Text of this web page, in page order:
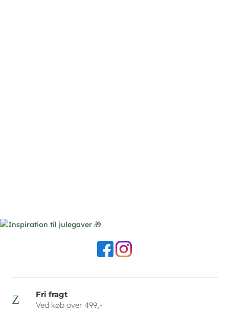
Z
Fri fragt
Ved køb over 499,-